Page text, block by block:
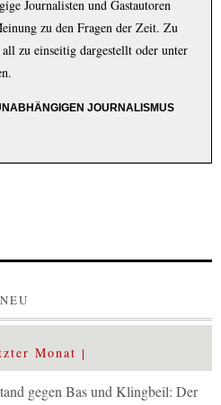
Journalisten und Gastautoren
zu den Fragen der Zeit. Zu
zu einseitig dargestellt oder unter
JOURNALISMUS
NEU
Monat
gegen Bas und Klingbeil: Der